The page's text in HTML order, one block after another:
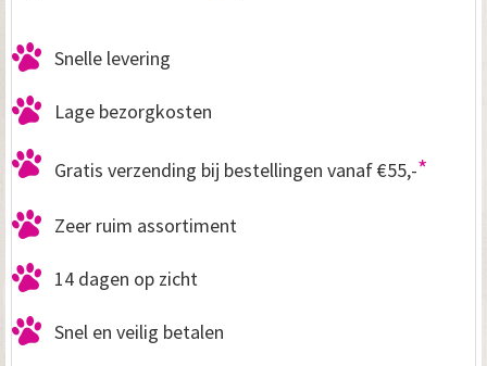
Snelle levering
Lage bezorgkosten
Gratis verzending bij bestellingen vanaf €55,-*
Zeer ruim assortiment
14 dagen op zicht
Snel en veilig betalen